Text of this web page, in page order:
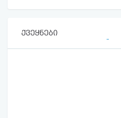
ქვეყნები